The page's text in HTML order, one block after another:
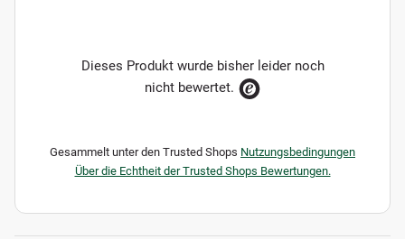
Dieses Produkt wurde bisher leider noch
nicht bewertet.
Gesammelt unter den Trusted Shops Nutzungsbedingungen
Über die Echtheit der Trusted Shops Bewertungen.